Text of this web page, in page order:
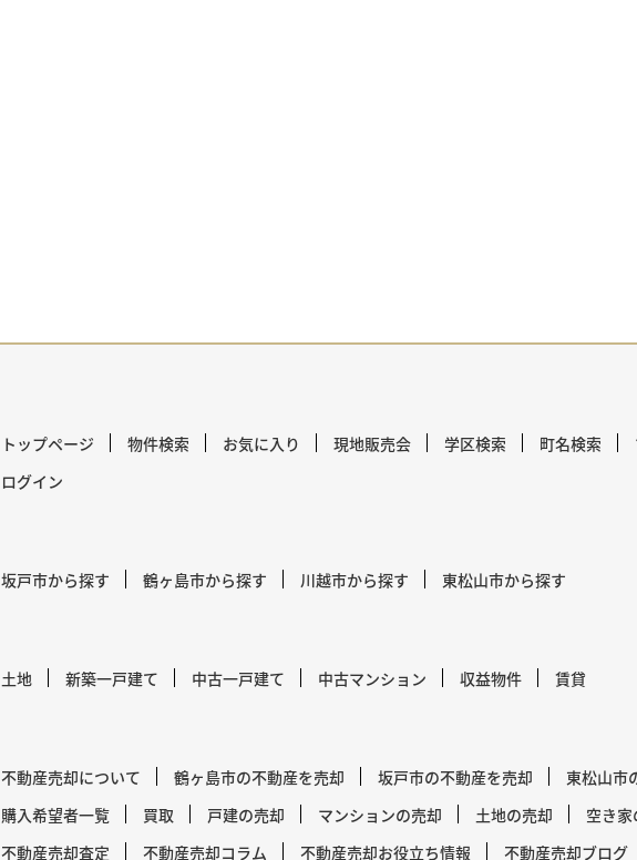
トップページ 物件検索 お気に入り 現地販売会 学区検索 町名検索
ログイン
坂戸市から探す 鶴ヶ島市から探す 川越市から探す 東松山市から探す
土地 新築一戸建て 中古一戸建て 中古マンション 収益物件 賃貸
不動産売却について 鶴ヶ島市の不動産を売却 坂戸市の不動産を売却
東松山市
購入希望者一覧
買取 戸建の売却 マンションの売却 土地の売却
空き
不動産売却査定
不動産売却コラム 不動産売却お役立ち情報 不動産売却ブログ